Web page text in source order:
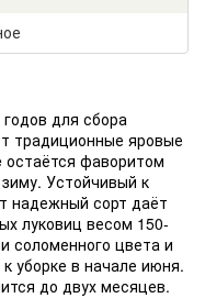
для сбора
традиционные яровые
остаётся фаворитом
Устойчивый к
надежный сорт даёт
луковиц весом 150-
соломенного цвета и
уборке в начале июня.
до двух месяцев.